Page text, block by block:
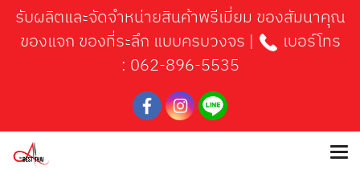
รับผลิตและจัดจำหน่ายสินค้าพรีเมี่ยม ของสัมนาคุณ
ของแจก ของที่ระลึก แบบครบวงจร |
เบอร์โทร
: 062-896-5535